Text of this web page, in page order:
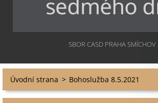
SBOR CASD PRAHA SMÍCHOV
Úvodní strana > Bohoslužba 8.5.2021